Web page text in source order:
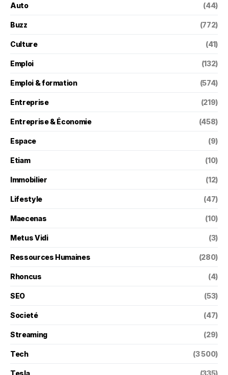
Auto (44)
Buzz (772)
Culture (41)
Emploi (132)
Emploi & formation (574)
Entreprise (219)
Entreprise & Économie (458)
Espace (9)
Etiam (10)
Immobilier (12)
Lifestyle (47)
Maecenas (10)
Metus Vidi (3)
Ressources Humaines (280)
Rhoncus (4)
SEO (53)
Societé (47)
Streaming (29)
Tech (3 500)
Tesla (335)